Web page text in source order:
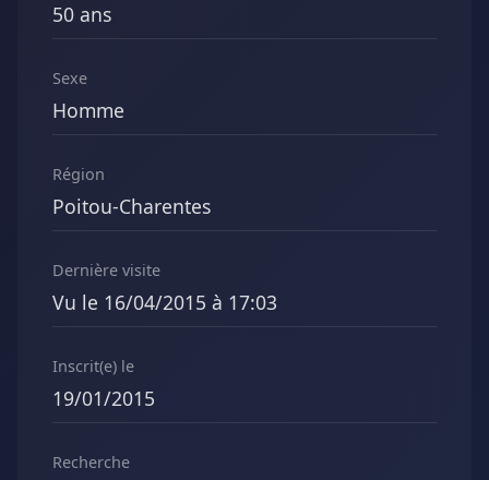
50 ans
Sexe
Homme
Région
Poitou-Charentes
Dernière visite
Vu le 16/04/2015 à 17:03
Inscrit(e) le
19/01/2015
Recherche